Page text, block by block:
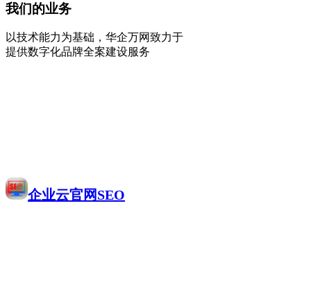
我们的业务
以技术能力为基础，华企万网致力于
提供数字化品牌全案建设服务
企业云官网SEO